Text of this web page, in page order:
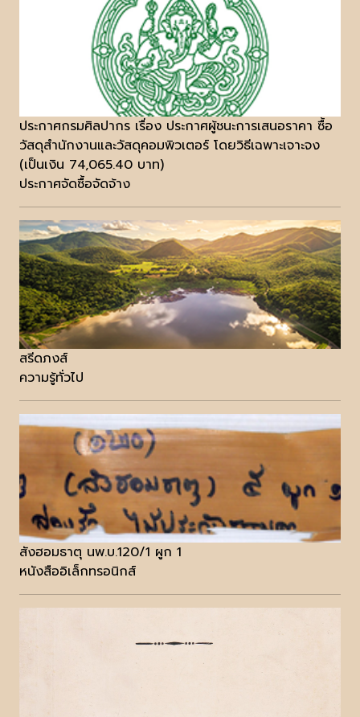
ประกาศกรมศิลปากร เรื่อง ประกาศผู้ชนะการเสนอราคา ซื้อ
วัสดุสำนักงานและวัสดุคอมพิวเตอร์ โดยวิธีเฉพาะเจาะจง
(เป็นเงิน 74,065.40 บาท)
ประกาศจัดซื้อจัดจ้าง
สรีดภงส์
ความรู้ทั่วไป
สังฮอมธาตุ นพ.บ.120/1 ผูก 1
หนังสืออิเล็กทรอนิกส์